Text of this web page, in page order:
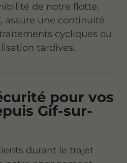
de notre flotte,
assure une continuité
cycliques ou
tardives.
pour vos
Gif-sur-
durant le trajet